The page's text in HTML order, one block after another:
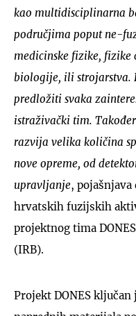
kao multidisciplinarna
područjima poput ne-
medicinske fizike, fizike
biologije, ili strojarstva.
predložiti svaka
istraživački tim.
razvija velika količina
nove opreme, od
upravljanje, pojašnjava
hrvatskih fuzijskih
projektnog tima
(IRB).
Projekt DONES